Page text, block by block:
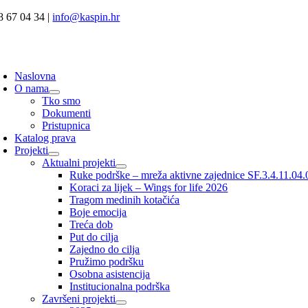
Skip
67 04 34 |info@kaspin.hr
Naslovna
O nama
Tko smo
Dokumenti
Pristupnica
Katalog prava
Projekti
Aktualni projekti
Ruke podrške – mreža aktivne zajednice
Koraci za lijek – Wings for life 2026
Tragom medinih kotačića
Boje emocija
Treća dob
Put do cilja
Zajedno do cilja
Pružimo podršku
Osobna asistencija
Institucionalna podrška
Završeni projekti